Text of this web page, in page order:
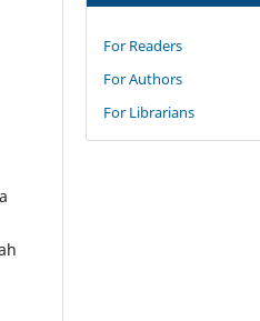
For Readers
For Authors
For Librarians